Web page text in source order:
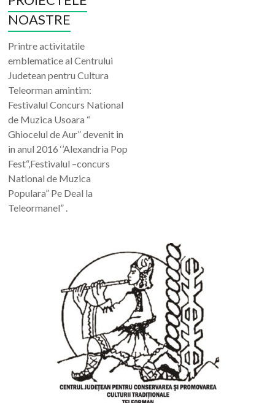
NOASTRE
Printre activitatile
emblematice al Centrului
Judetean pentru Cultura
Teleorman amintim:
Festivalul Concurs National
de Muzica Usoara “
Ghiocelul de Aur” devenit in
in anul 2016 ‘’Alexandria Pop
Fest“,Festivalul –concurs
National de Muzica
Populara” Pe Deal la
Teleormanel” .